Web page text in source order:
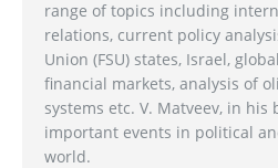
range of topics including
relations, current policy
Union (FSU) states, Israel,
financial markets, analysis of
systems etc. V. Matveev, in his
important events in political
world.